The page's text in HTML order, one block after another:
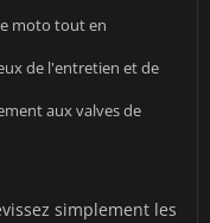
moto tout en
de l'entretien et de
aux valves de
simplement les